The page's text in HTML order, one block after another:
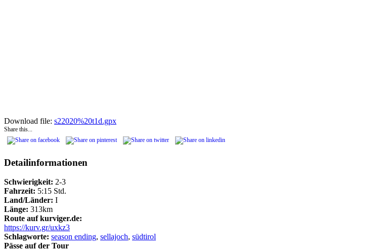
Download file: s22020%20t1d.gpx
Share this...
Detailinformationen
Schwierigkeit: 2-3
Fahrzeit: 5:15 Std.
Land/Länder: I
Länge: 313km
Route auf kurviger.de:
https://kurv.gr/uxkz3
Schlagworte: season ending, sellajoch, südtirol
Pässe auf der Tour